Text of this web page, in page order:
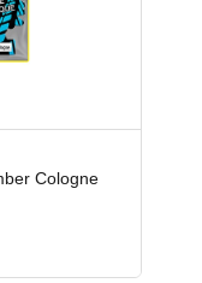
Cologne